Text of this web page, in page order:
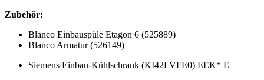
Zubehör:
Blanco Einbauspüle Etagon 6 (525889)
Blanco Armatur (526149)
Siemens Einbau-Kühlschrank (KI42LVFE0) EEK* E